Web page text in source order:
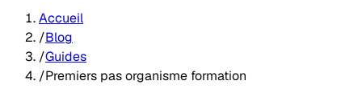
Accueil
/Blog
/Guides
/Premiers pas organisme formation